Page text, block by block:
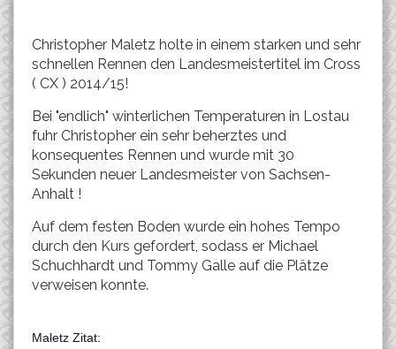
Christopher Maletz holte in einem starken und sehr
schnellen Rennen den Landesmeistertitel im Cross
( CX ) 2014/15!
Bei "endlich" winterlichen Temperaturen in Lostau
fuhr Christopher ein sehr beherztes und
konsequentes Rennen und wurde mit 30
Sekunden neuer Landesmeister von Sachsen-
Anhalt !
Auf dem festen Boden wurde ein hohes Tempo
durch den Kurs gefordert, sodass er Michael
Schuchhardt und Tommy Galle auf die Plätze
verweisen konnte.
Maletz Zitat: